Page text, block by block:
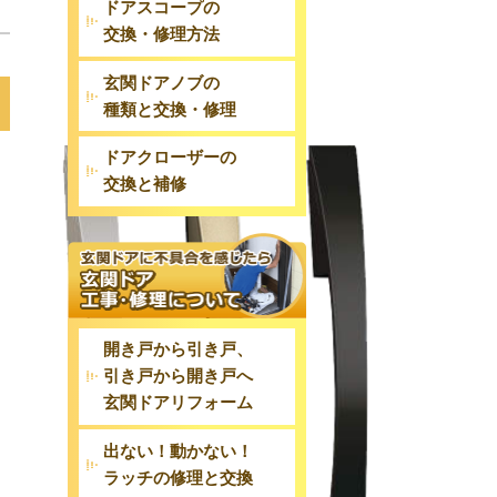
ドアスコープの
交換・修理方法
玄関ドアノブの
種類と交換・修理
ドアクローザーの
交換と補修
開き戸から引き戸、
引き戸から開き戸へ
玄関ドアリフォーム
出ない！動かない！
ラッチの修理と交換